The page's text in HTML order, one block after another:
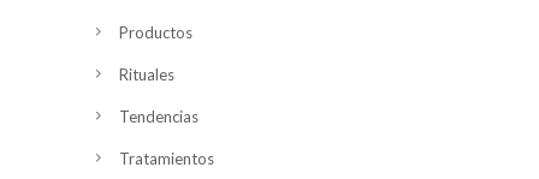
Productos
Rituales
Tendencias
Tratamientos